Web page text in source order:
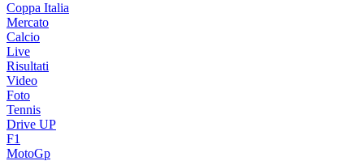
Coppa Italia
Mercato
Calcio
Live
Risultati
Video
Foto
Tennis
Drive UP
F1
MotoGp